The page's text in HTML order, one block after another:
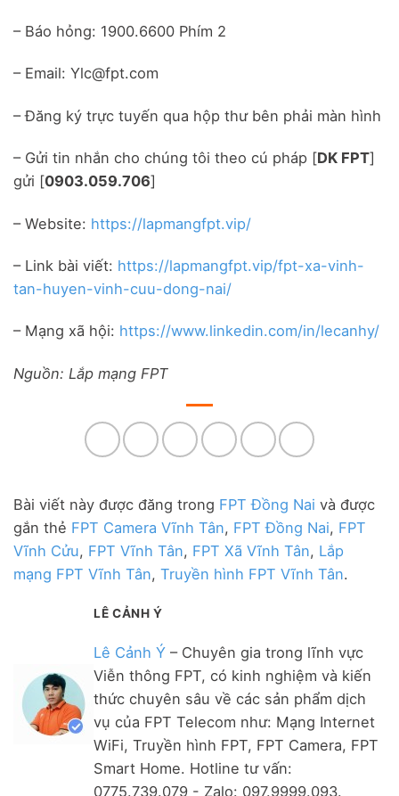
– Báo hỏng: 1900.6600 Phím 2
– Email: Ylc@fpt.com
– Đăng ký trực tuyến qua hộp thư bên phải màn hình
– Gửi tin nhắn cho chúng tôi theo cú pháp [DK FPT]
gửi [0903.059.706]
– Website: https://lapmangfpt.vip/
– Link bài viết: https://lapmangfpt.vip/fpt-xa-vinh-
tan-huyen-vinh-cuu-dong-nai/
– Mạng xã hội: https://www.linkedin.com/in/lecanhy/
Nguồn: Lắp mạng FPT
Bài viết này được đăng trong FPT Đồng Nai và được
gắn thẻ FPT Camera Vĩnh Tân, FPT Đồng Nai, FPT
Vĩnh Cửu, FPT Vĩnh Tân, FPT Xã Vĩnh Tân, Lắp
mạng FPT Vĩnh Tân, Truyền hình FPT Vĩnh Tân.
LÊ CẢNH Ý
Lê Cảnh Ý – Chuyên gia trong lĩnh vực
Viễn thông FPT, có kinh nghiệm và kiến
thức chuyên sâu về các sản phẩm dịch
vụ của FPT Telecom như: Mạng Internet
WiFi, Truyền hình FPT, FPT Camera, FPT
Smart Home. Hotline tư vấn:
0775.739.079 - Zalo: 097.9999.093.